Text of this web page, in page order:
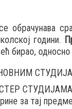
обрачунава
години.
бирао,
СТУДИЈАМА
за тај